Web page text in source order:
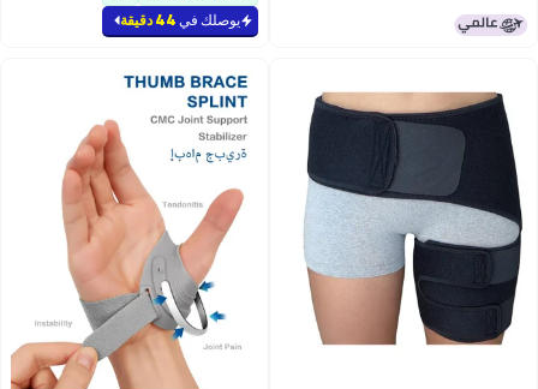
يوصلك في 44 دقيقة